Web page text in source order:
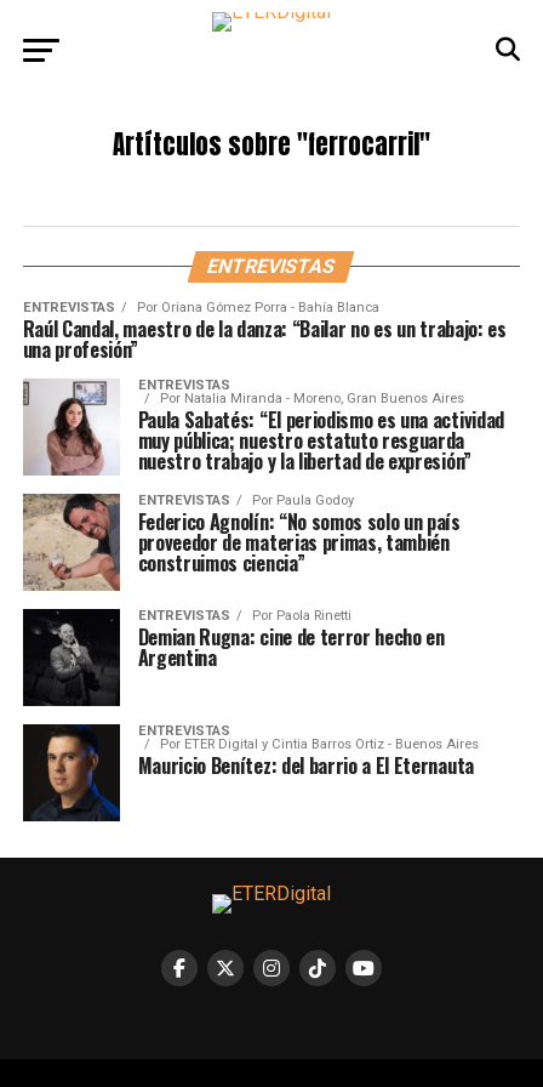
Artítculos sobre"ferrocarril"
ENTREVISTAS
ENTREVISTAS Por Oriana Gómez Porra - Bahía Blanca
Raúl Candal, maestro de la danza: “Bailar no es un trabajo: es
una profesión”
ENTREVISTAS
Por Natalia Miranda - Moreno, Gran Buenos Aires
Paula Sabatés: “El periodismo es una actividad
muy pública; nuestro estatuto resguarda
nuestro trabajo y la libertad de expresión”
ENTREVISTAS Por Paula Godoy
Federico Agnolín: “No somos solo un país
proveedor de materias primas, también
construimos ciencia”
ENTREVISTAS Por Paola Rinetti
Demian Rugna: cine de terror hecho en
Argentina
ENTREVISTAS
Por ETER Digital y Cintia Barros Ortiz - Buenos Aires
Mauricio Benítez: del barrio a El Eternauta